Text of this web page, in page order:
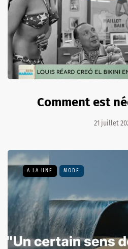
Comment est
21 juillet
A LA UNE MODE